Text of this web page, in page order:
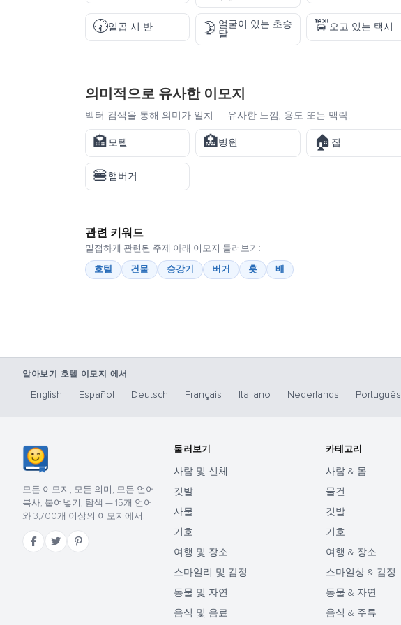
🕢일곱 시 반 🌛 얼굴이 있는 초승
달
🚖오고 있는 택시
의미적으로 유사한 이모지
벡터 검색을 통해 의미가 일치 — 유사한 느낌, 용도 또는 맥락.
🏩모텔 🏥병원 🏠 집
🍔햄버거
관련 키워드
밀접하게 관련된 주제 아래 이모지 둘러보기:
호텔
건물 승강기 버거 훗 배
알아보기 호텔 이모지 에서
English Español Deutsch Français Italiano Nederlands Português
모든 이모지, 모든 의미, 모든 언어.
복사, 붙여넣기, 탐색 — 15개 언어
와 3,700개 이상의 이모지에서.
둘러보기
사람 및 신체
깃발
사물
기호
여행 및 장소
스마일리 및 감정
동물 및 자연
음식 및 음료
카테고리
사람 & 몸
물건
깃발
기호
여행 & 장소
스마일상 & 감정
동물 & 자연
음식 & 주류